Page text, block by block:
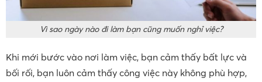
Vì sao ngày nào đi làm bạn cũng muốn nghỉ việc?
Khi mới bước vào nơi làm việc, bạn cảm thấy bất lực và
bối rối, bạn luôn cảm thấy công việc này không phù hợp,